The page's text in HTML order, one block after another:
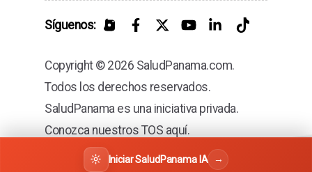
Síguenos:
Copyright © 2026 SaludPanama.com.
Todos los derechos reservados.
SaludPanama es una iniciativa privada.
Conozca nuestros TOS aquí.
Iniciar SaludPanama IA →